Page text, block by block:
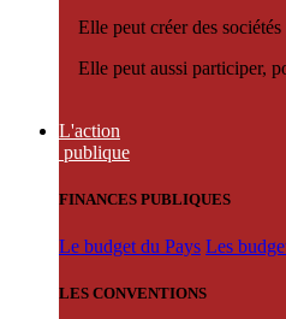
Elle peut créer des
Elle peut aussi participer,
L'action
publique
FINANCES PUBLIQUES
Le budget du Pays Les
LES CONVENTIONS